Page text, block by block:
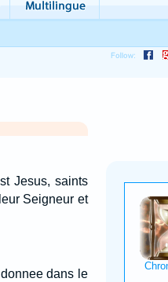
Jesus, saints
Seigneur et
dans le